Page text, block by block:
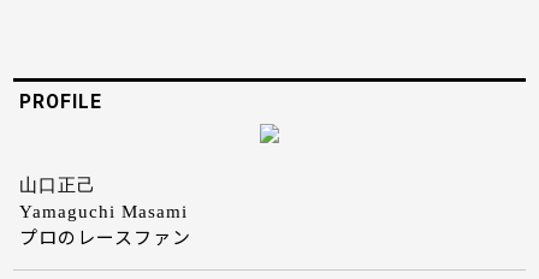
PROFILE
山口正己
Yamaguchi Masami
プロのレースファン